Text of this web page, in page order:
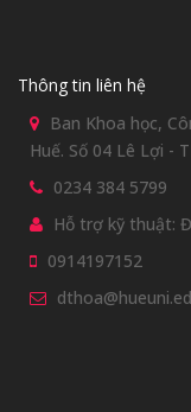
Thông tin liên hệ
Ban Khoa học,
Huế. Số 04 Lê Lợi -
0234 384 5799
Hỗ trợ kỹ thuật:
0914197152